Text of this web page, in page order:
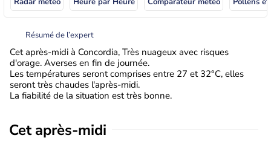
Résumé de l’expert
Cet après-midi à Concordia, Très nuageux avec risques
d'orage. Averses en fin de journée.
Les températures seront comprises entre 27 et 32°C, elles
seront très chaudes l'après-midi.
La fiabilité de la situation est très bonne.
Cet après-midi